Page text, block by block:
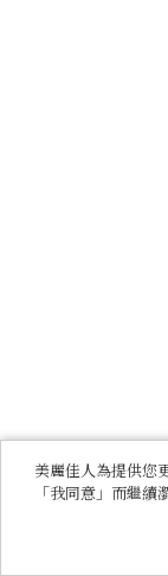
美麗佳人為提供您
「我同意」而繼